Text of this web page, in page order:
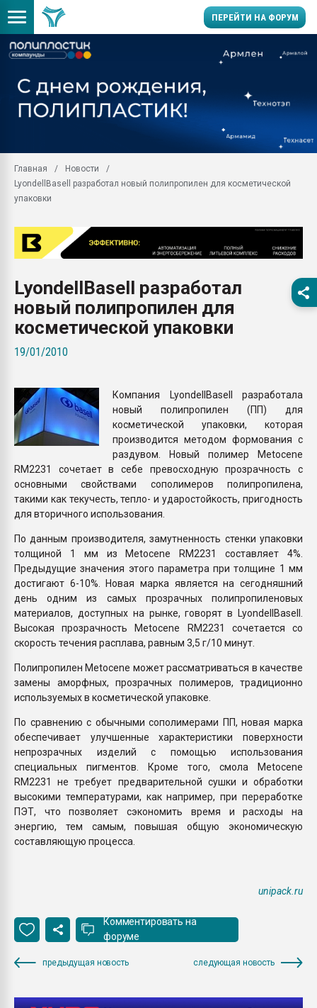
ПЕРЕЙТИ НА ФОРУМ
пластмасс
ситуацией на
Продам отходы
поликарбоната и АБС-
Armaloy PC/ABS-1IM
26.07.2022 "Сибирский
намного дороже
Профильная
покупка, обмен
Главная
Новости
LyondellBasell разработал новый полипропилен для косметической
упаковки
LyondellBasell разработал
новый полипропилен для
косметической упаковки
19/01/2010
Компания LyondellBasell разработала
новый полипропилен (ПП) для
косметической упаковки, которая
производится методом формования с
раздувом. Новый полимер Metocene
RM2231 сочетает в себе превосходную прозрачность с
основными свойствами сополимеров полипропилена,
такими как текучесть, тепло- и ударостойкость, пригодность
для вторичного использования.
По данным производителя, замутненность стенки упаковки
толщиной 1 мм из Metocene RM2231 составляет 4%.
Предыдущие значения этого параметра при толщине 1 мм
достигают 6-10%. Новая марка является на сегодняшний
день одним из самых прозрачных полипропиленовых
материалов, доступных на рынке, говорят в LyondellBasell.
Высокая прозрачность Metocene RM2231 сочетается со
скорость течения расплава, равным 3,5 г/10 минут.
Полипропилен Metocene может рассматриваться в качестве
замены аморфных, прозрачных полимеров, традиционно
используемых в косметической упаковке.
По сравнению с обычными сополимерами ПП, новая марка
обеспечивает улучшенные характеристики поверхности
непрозрачных изделий с помощью использования
специальных пигментов. Кроме того, смола Metocene
RM2231 не требует предварительной сушки и обработки
высокими температурами, как например, при переработке
ПЭТ, что позволяет сэкономить время и расходы на
энергию, тем самым, повышая общую экономическую
составляющую процесса.
unipack.ru
Комментировать на
форуме
предыдущая новость следующая новость